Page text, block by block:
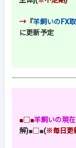
→ 『羊飼いのFX
に更新予定
■□■羊飼いの現
解)■□■(※毎日更